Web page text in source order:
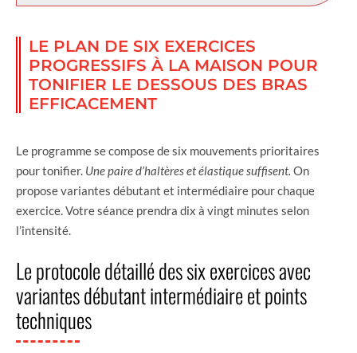
LE PLAN DE SIX EXERCICES
PROGRESSIFS À LA MAISON POUR
TONIFIER LE DESSOUS DES BRAS
EFFICACEMENT
Le programme se compose de six mouvements prioritaires
pour tonifier. Une paire d’haltères et élastique suffisent. On
propose variantes débutant et intermédiaire pour chaque
exercice. Votre séance prendra dix à vingt minutes selon
l’intensité.
Le protocole détaillé des six exercices avec
variantes débutant intermédiaire et points
techniques